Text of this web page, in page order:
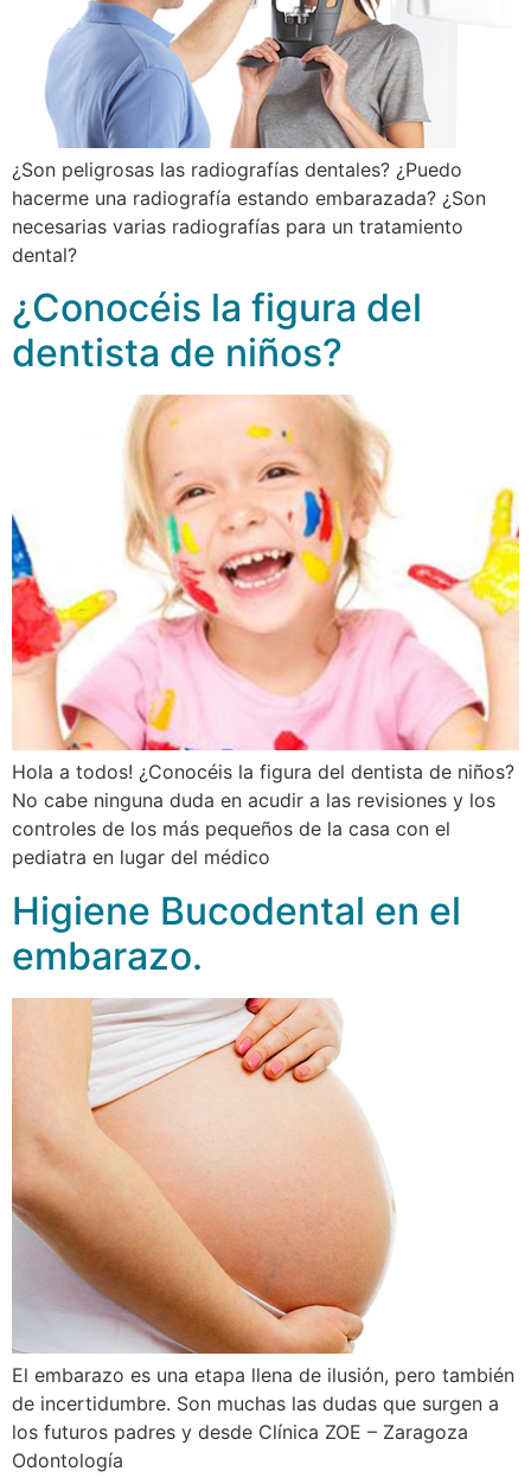
¿Son peligrosas las radiografías dentales? ¿Puedo
hacerme una radiografía estando embarazada? ¿Son
necesarias varias radiografías para un tratamiento
dental?
¿Conocéis la figura del
dentista de niños?
Hola a todos! ¿Conocéis la figura del dentista de niños?
No cabe ninguna duda en acudir a las revisiones y los
controles de los más pequeños de la casa con el
pediatra en lugar del médico
Higiene Bucodental en el
embarazo.
El embarazo es una etapa llena de ilusión, pero también
de incertidumbre. Son muchas las dudas que surgen a
los futuros padres y desde Clínica ZOE – Zaragoza
Odontología